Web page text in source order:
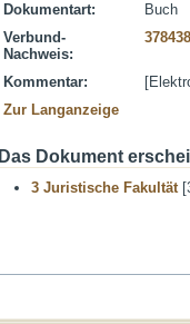
Dokumentart:
Buch
Verbund-
Nachweis:
Kommentar:
Zur Langanzeige
Das Dokument
3 Juristische Fakultät